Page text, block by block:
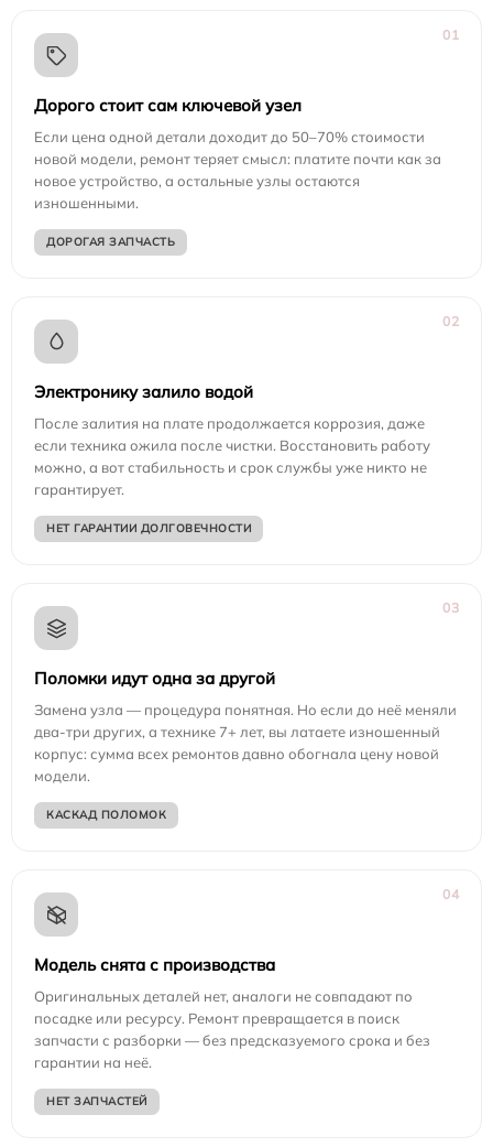
01
Дорого стоит сам ключевой узел
Если цена одной детали доходит до 50–70% стоимости
новой модели, ремонт теряет смысл: платите почти как за
новое устройство, а остальные узлы остаются
изношенными.
ДОРОГАЯ ЗАПЧАСТЬ
02
Электронику залило водой
После залития на плате продолжается коррозия, даже
если техника ожила после чистки. Восстановить работу
можно, а вот стабильность и срок службы уже никто не
гарантирует.
НЕТ ГАРАНТИИ ДОЛГОВЕЧНОСТИ
03
Поломки идут одна за другой
Замена узла — процедура понятная. Но если до неё меняли
два-три других, а технике 7+ лет, вы латаете изношенный
корпус: сумма всех ремонтов давно обогнала цену новой
модели.
КАСКАД ПОЛОМОК
04
Модель снята с производства
Оригинальных деталей нет, аналоги не совпадают по
посадке или ресурсу. Ремонт превращается в поиск
запчасти с разборки — без предсказуемого срока и без
гарантии на неё.
НЕТ ЗАПЧАСТЕЙ